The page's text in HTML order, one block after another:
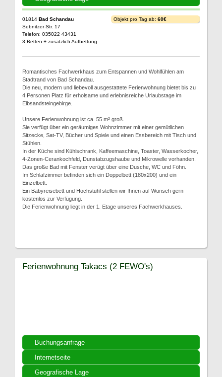
01814 Bad Schandau
Sebnitzer Str. 17
Telefon: 035022 43431
3 Betten + zusätzlich Aufbettung
Objekt pro Tag ab: 60€
Romantisches Fachwerkhaus zum Entspannen und Wohlfühlen am
Stadtrand von Bad Schandau.
Die neu, modern und liebevoll ausgestattete Ferienwohnung bietet bis zu
4 Personen Platz für erholsame und erlebnisreiche Urlaubstage im
Elbsandsteingebirge.
Unsere Ferienwohnung ist ca. 55 m² groß.
Sie verfügt über ein geräumiges Wohnzimmer mit einer gemütlichen
Sitzecke, Sat-TV, Bücher und Spiele und einen Essbereich mit Tisch und
Stühlen.
In der Küche sind Kühlschrank, Kaffeemaschine, Toaster, Wasserkocher,
4-Zonen-Cerankochfeld, Dunstabzugshaube und Mikrowelle vorhanden.
Das große Bad mit Fenster verügt über eine Dusche, WC und Föhn.
Im Schlafzimmer befinden sich ein Doppelbett (180x200) und ein
Einzelbett.
Ein Babyreisebett und Hochstuhl stellen wir Ihnen auf Wunsch gern
kostenlos zur Verfügung.
Die Ferienwohnung liegt in der 1. Etage unseres Fachwerkhauses.
Buchungsanfrage
Internetseite
Geografische Lage
Ferienwohnung Takacs (2 FEWO's)